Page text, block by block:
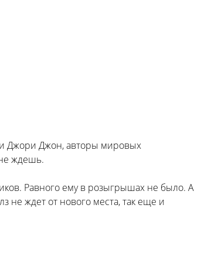
Джори Джон, авторы мировых
ждешь.
Равного ему в розыгрышах не было. А
не ждет от нового места, так еще и